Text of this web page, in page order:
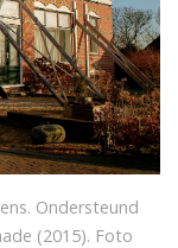
Ondersteund
(2015). Foto